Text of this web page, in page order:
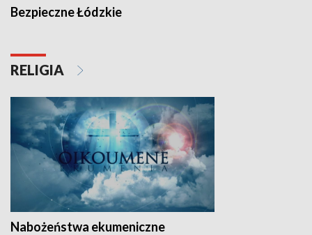
Bezpieczne Łódzkie
RELIGIA
Nabożeństwa ekumeniczne